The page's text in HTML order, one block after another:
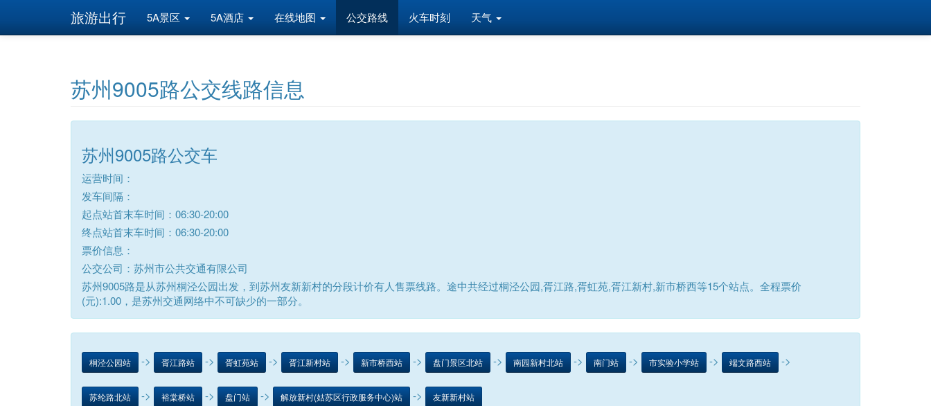
旅游出行 5A景区 5A酒店 在线地图 公交路线 火车时刻 天气
苏州9005路公交线路信息
苏州9005路公交车
运营时间：
发车间隔：
起点站首末车时间：06:30-20:00
终点站首末车时间：06:30-20:00
票价信息：
公交公司：苏州市公共交通有限公司
苏州9005路是从苏州桐泾公园出发，到苏州友新新村的分段计价有人售票线路。途中共经过桐泾公园,胥江路,胥虹苑,胥江新村,新市桥西等15个站点。全程票价
(元):1.00，是苏州交通网络中不可缺少的一部分。
桐泾公园站 -> 胥江路站 -> 胥虹苑站 -> 胥江新村站 -> 新市桥西站 -> 盘门景区北站 -> 南园新村北站 -> 南门站 -> 市实验小学站 -> 端文路西站 ->
苏纶路北站 -> 裕棠桥站 -> 盘门站 -> 解放新村(姑苏区行政服务中心)站 -> 友新新村站